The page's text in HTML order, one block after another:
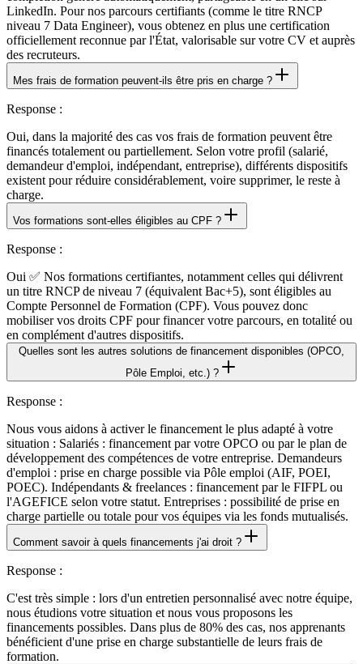
LinkedIn. Pour nos parcours certifiants (comme le titre RNCP
niveau 7 Data Engineer), vous obtenez en plus une certification
officiellement reconnue par l'État, valorisable sur votre CV et auprès
des recruteurs.
Mes frais de formation peuvent-ils être pris en charge ?
Response :
Oui, dans la majorité des cas vos frais de formation peuvent être
financés totalement ou partiellement. Selon votre profil (salarié,
demandeur d'emploi, indépendant, entreprise), différents dispositifs
existent pour réduire considérablement, voire supprimer, le reste à
charge.
Vos formations sont-elles éligibles au CPF ?
Response :
Oui ✅ Nos formations certifiantes, notamment celles qui délivrent
un titre RNCP de niveau 7 (équivalent Bac+5), sont éligibles au
Compte Personnel de Formation (CPF). Vous pouvez donc
mobiliser vos droits CPF pour financer votre parcours, en totalité ou
en complément d'autres dispositifs.
Quelles sont les autres solutions de financement disponibles (OPCO,
Pôle Emploi, etc.) ?
Response :
Nous vous aidons à activer le financement le plus adapté à votre
situation : Salariés : financement par votre OPCO ou par le plan de
développement des compétences de votre entreprise. Demandeurs
d'emploi : prise en charge possible via Pôle emploi (AIF, POEI,
POEC). Indépendants & freelances : financement par le FIFPL ou
l'AGEFICE selon votre statut. Entreprises : possibilité de prise en
charge partielle ou totale pour vos équipes via les fonds mutualisés.
Comment savoir à quels financements j'ai droit ?
Response :
C'est très simple : lors d'un entretien personnalisé avec notre équipe,
nous étudions votre situation et nous vous proposons les
financements possibles. Dans plus de 80% des cas, nos apprenants
bénéficient d'une prise en charge substantielle de leurs frais de
formation.